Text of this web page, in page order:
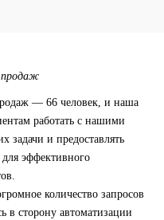
продаж
— 66 человек, и наша
работать с нашими
задачи и предоставлять
эффективного
количество запросов
в сторону автоматизации